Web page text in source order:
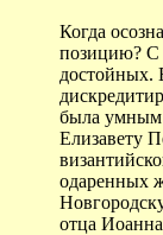
Когда
позицию? С
достойных.
была умным
Елизавету
одаренных
отца